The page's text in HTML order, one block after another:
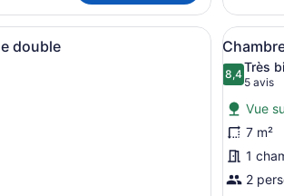
Chalet
rustique
(Spa
Une rangée de cabanes aux couleurs
double
Afficher
toutes
les
photos
pour
ce
type
de
2
8,48,4 sur 10
Très
5 avis
(5
Vue
7 m²
1
2